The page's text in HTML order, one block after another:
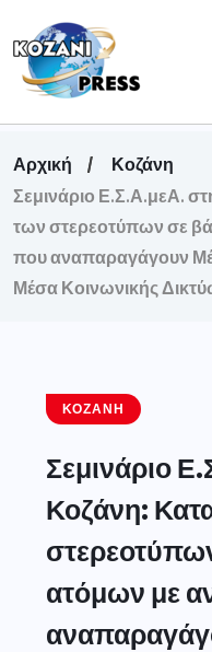
Αρχική
Κοζάνη
Σεμινάριο Ε.Σ.Α.μεΑ.
των στερεοτύπων σε
που αναπαραγάγουν
Μέσα Κοινωνικής
ΚΟΖΆΝΗ
Σεμινάριο
Κοζάνη:
ατόμων με